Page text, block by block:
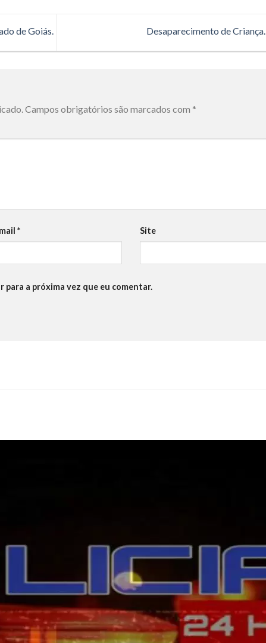
de Goiás. Desaparecimento de Criança.
Campos obrigatórios são marcados com *
* Site
para a próxima vez que eu comentar.